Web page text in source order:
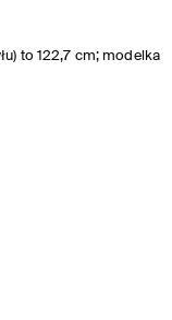
to 122,7 cm; modelka